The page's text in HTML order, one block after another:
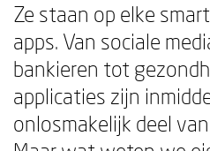
Ze staan op elke
apps. Van sociale
bankieren tot
applicaties zijn
onlosmakelijk deel